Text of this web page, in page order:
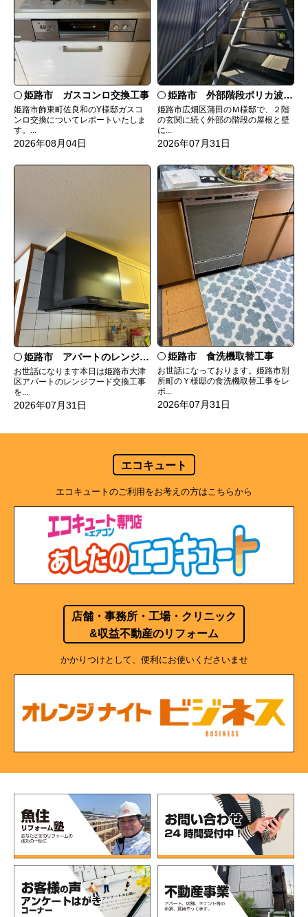
姫路市 ガスコンロ交換工事
姫路市飾東町佐良和のY様邸ガスコ
ンロ交換についてレポートいたしま
す。...
2026年08月04日
姫路市 外部階段ポリカ波板張替工事
姫路市広畑区蒲田のＭ様邸で、２階
の玄関に続く外部の階段の屋根と壁
に...
2026年07月31日
姫路市 アパートのレンジフード交換
お世話になります本日は姫路市大津
区アパートのレンジフード交換工事
を...
2026年07月31日
姫路市 食洗機取替工事
お世話になっております。姫路市別
所町のＹ様邸の食洗機取替工事をレ
ポ...
2026年07月31日
エコキュート
エコキュートのご利用をお考えの方はこちらから
店舗・事務所・工場・クリニック
&収益不動産のリフォーム
かかりつけとして、便利にお使いくださいませ